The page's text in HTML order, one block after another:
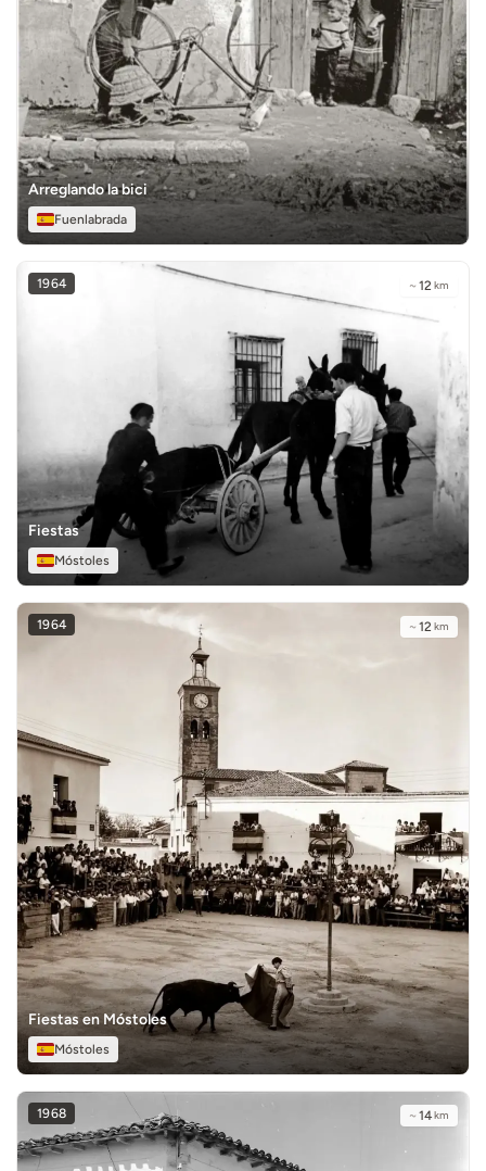
Arreglando la bici
Fuenlabrada
1964 ~ 12 km
Fiestas
Móstoles
1964 ~ 12 km
Fiestas en Móstoles
Móstoles
1968 ~ 14km